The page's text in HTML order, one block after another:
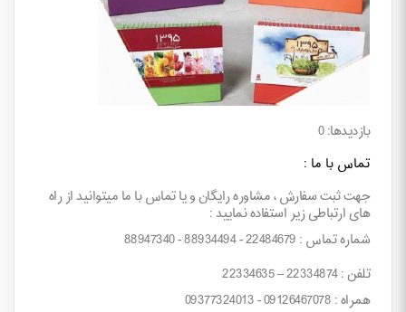
بازدیدها: 0
تماس با ما :
جهت ثبت سفارش ، مشاوره رایگان و یا تماس با ما میتوانید از راه
های ارتباطی زیر استفاده نمایید :
شماره تماس : 22484679 - 88934494 - 88947340
تلفن : 22334874 – 22334635
همراه : 09126467078 - 09377324013